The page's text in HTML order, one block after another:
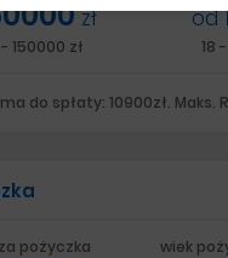
zł
150000 zł
od
18
do spłaty: 10900zł. Maks.
pożyczka wiek